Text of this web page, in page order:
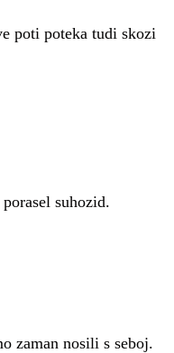
poti poteka tudi skozi
suhozid.
zaman nosili s seboj.